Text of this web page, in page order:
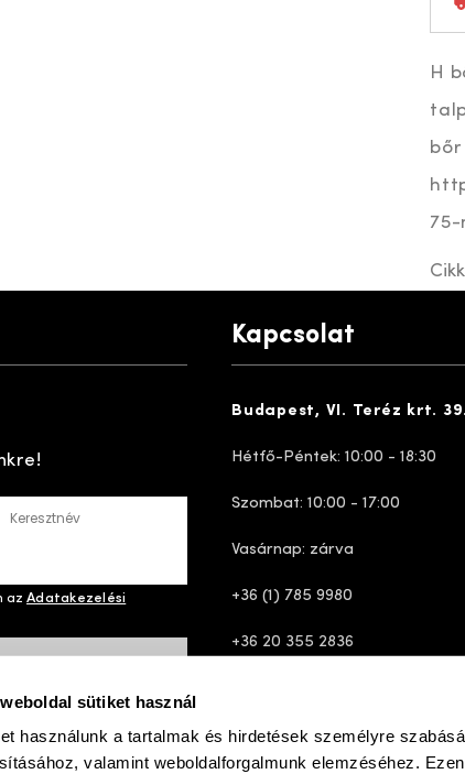
sütiket használ
használunk a tartalmak és hirdetések személyre
valamint weboldalforgalmunk elemzéséhez.
H
75-
Keresztnév
az Adatakezelési
Kapcsolat
Budapest, VI. Teréz krt. 39.
Hétfő-Péntek: 10:00 - 18:30
Szombat: 10:00 - 17:00
Vasárnap: zárva
+36 (1) 785 9980
+36 20 355 2836